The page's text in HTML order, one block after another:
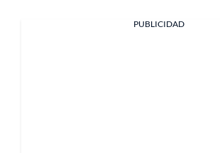
PUBLICIDAD